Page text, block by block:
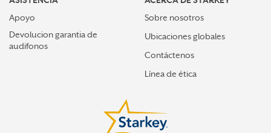
Apoyo
Devolucion garantia de
audifonos
Sobre nosotros
Ubicaciones globales
Contáctenos
Línea de ética